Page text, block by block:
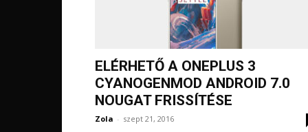
ELÉRHETŐ A ONEPLUS 3
CYANOGENMOD ANDROID 7.0
NOUGAT FRISSÍTÉSE
Zola - szept 21, 2016